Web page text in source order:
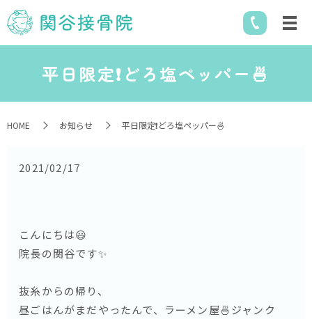
平日限定❗️どろ塩ペッパー🍜
HOME お知らせ 平日限定❗️どろ塩ペッパー🍜
2021/02/17
こんにちは😃
院長の関谷です✨
抜糸からの帰り、
昼ごはんがまだやったんで、ラーメン屋🍜ジャンク